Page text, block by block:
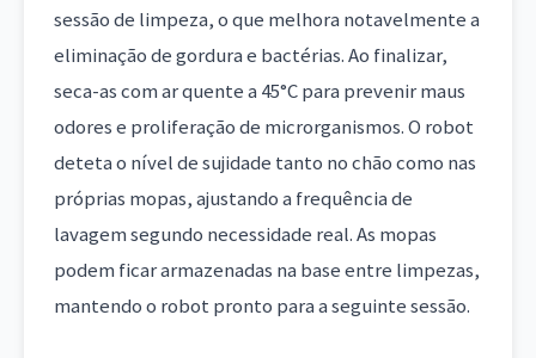
sessão de limpeza, o que melhora notavelmente a
eliminação de gordura e bactérias. Ao finalizar,
seca-as com ar quente a 45°C para prevenir maus
odores e proliferação de microrganismos. O robot
deteta o nível de sujidade tanto no chão como nas
próprias mopas, ajustando a frequência de
lavagem segundo necessidade real. As mopas
podem ficar armazenadas na base entre limpezas,
mantendo o robot pronto para a seguinte sessão.